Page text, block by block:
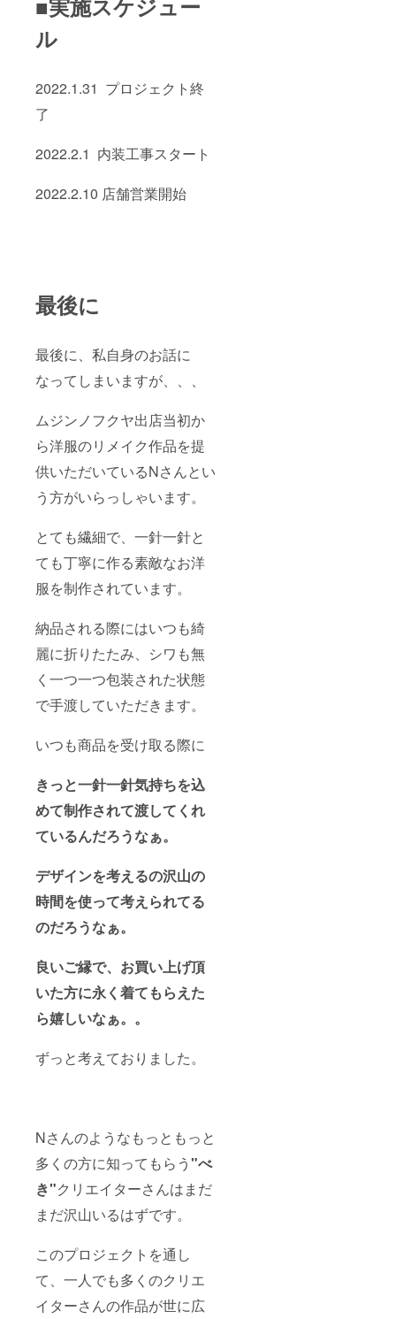
ル
2022.1.31 プロジェクト終
了
2022.2.1 内装工事スタート
2022.2.10 店舗営業開始
最後に
最後に、私自身のお話に
なってしまいますが、、、
ムジンノフクヤ出店当初か
ら洋服のリメイク作品を提
供いただいているNさんとい
う方がいらっしゃいます。
とても繊細で、一針一針と
ても丁寧に作る素敵なお洋
服を制作されています。
納品される際にはいつも綺
麗に折りたたみ、シワも無
く一つ一つ包装された状態
で手渡していただきます。
いつも商品を受け取る際に
きっと一針一針気持ちを込
めて制作されて渡してくれ
ているんだろうなぁ。
デザインを考えるの沢山の
時間を使って考えられてる
のだろうなぁ。
良いご縁で、お買い上げ頂
いた方に永く着てもらえた
ら嬉しいなぁ。。
ずっと考えておりました。
Nさんのようなもっともっと
多くの方に知ってもらう"べ
き"クリエイターさんはまだ
まだ沢山いるはずです。
このプロジェクトを通し
て、一人でも多くのクリエ
イターさんの作品が世に広